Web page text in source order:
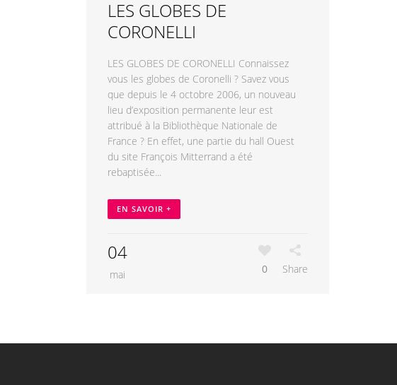
LES GLOBES DE
CORONELLI
LES GLOBES DE CORONELLI Connaissez
vous les globes de Coronelli ? Savez vous
que depuis le 4 octobre 2006, un nouveau
lieu d’exposition permanente leur est
attribué à la Bibliothèque Nationale de
France ? En effet, une partie du hall Ouest
du site François Mitterrand a été
rebaptisée...
EN SAVOIR +
04
mai 0 Share